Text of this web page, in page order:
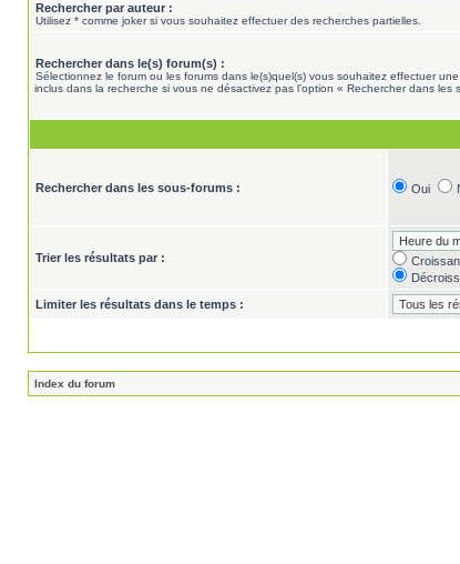
Rechercher par auteur :
Utilisez * comme joker si vous souhaitez effectuer des recherches partielles.
Rechercher dans le(s) forum(s) :
Sélectionnez le forum ou les forums dans le(s)quel(s) vous souhaitez effectuer
inclus dans la recherche si vous ne désactivez pas l’option « Rechercher dans les
Rechercher dans les sous-forums : Oui
Trier les résultats par :
Limiter les résultats dans le temps :
Index du forum